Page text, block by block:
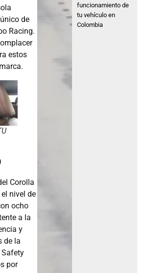
de
Racing.
estos
Corolla
el nivel de
ocho
a la
y
de la
por
funcionamiento de
tu vehículo en
Colombia